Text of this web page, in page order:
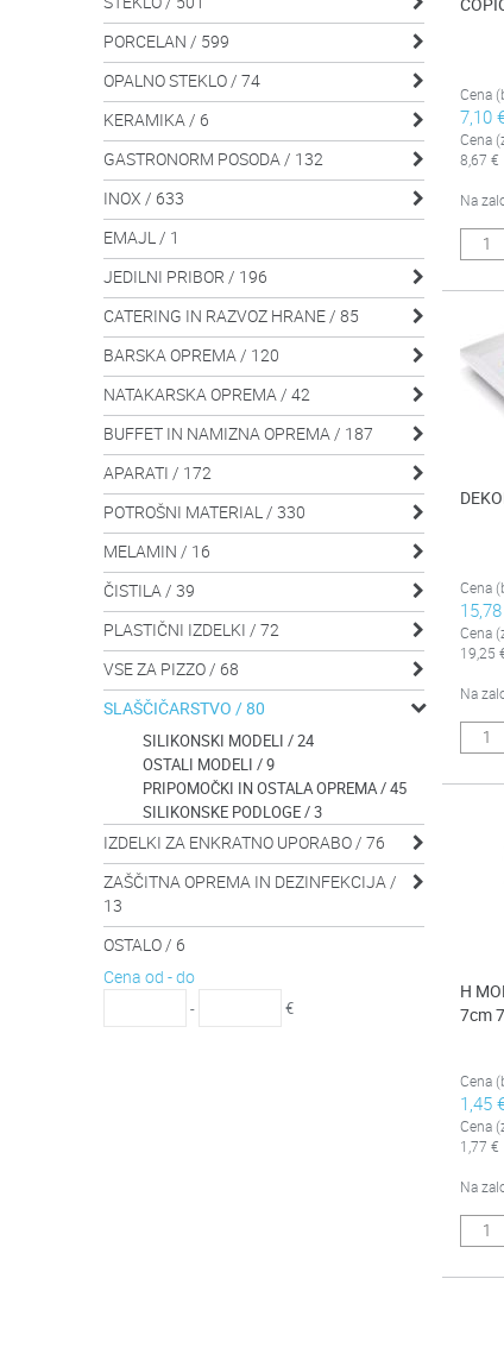
PORCELAN / 599 
OPALNO STEKLO / 74 
KERAMIKA / 6 
GASTRONORM POSODA / 132 
INOX / 633 
EMAJL / 1
JEDILNI PRIBOR / 196

CATERING IN RAZVOZ HRANE / 85 
BARSKA OPREMA / 120 
NATAKARSKA OPREMA / 42 
BUFFET IN NAMIZNA OPREMA / 187 
APARATI / 172 
POTROŠNI MATERIAL / 330 
MELAMIN / 16 
ČISTILA / 39 
PLASTIČNI IZDELKI / 72 
VSE ZA PIZZO / 68 
SLAŠČIČARSTVO / 80 
SILIKONSKI MODELI / 24
OSTALI MODELI / 9
PRIPOMOČKI IN OSTALA OPREMA / 45
SILIKONSKE PODLOGE / 3
IZDELKI ZA ENKRATNO UPORABO / 76 
ZAŠČITNA OPREMA IN DEZINFEKCIJA /
13

OSTALO / 6
Cena od - do
- €
Cena
7,10
Cena
8,67 €
Na
Cena
Cena
19,25
Na
H
7cm
Cena
1,45
Cena
1,77 €
Na